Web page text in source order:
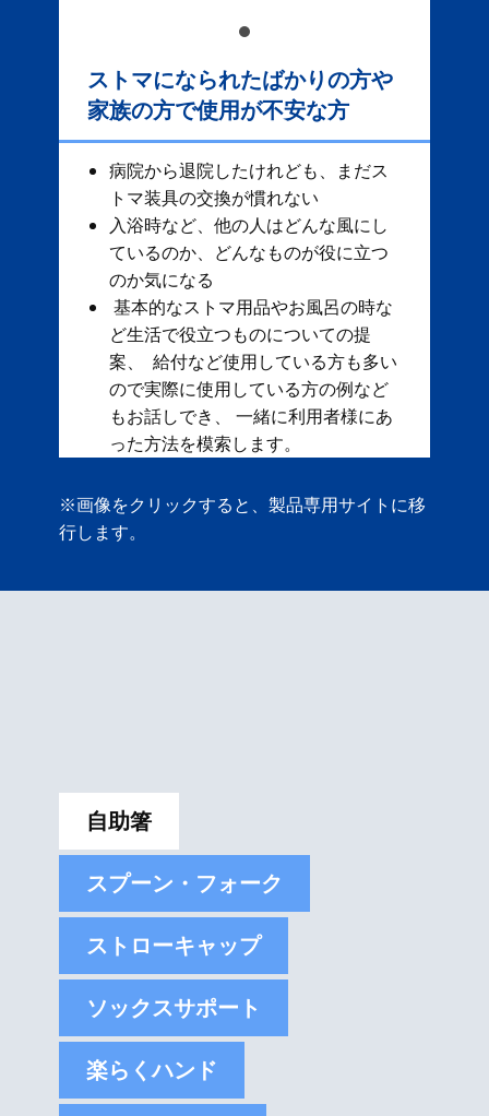
ストマになられたばかりの方や
家族の方で使用が不安な方
病院から退院したけれども、まだス
トマ装具の交換が慣れない
入浴時など、他の人はどんな風にし
ているのか、どんなものが役に立つ
のか気になる
基本的なストマ用品やお風呂の時な
ど生活で役立つものについての提
案、 給付など使用している方も多い
ので実際に使用している方の例など
もお話しでき、 一緒に利用者様にあ
った方法を模索します。
※画像をクリックすると、製品専用サイトに移
行します。
自助箸
スプーン・フォーク
ストローキャップ
ソックスサポート
楽らくハンド